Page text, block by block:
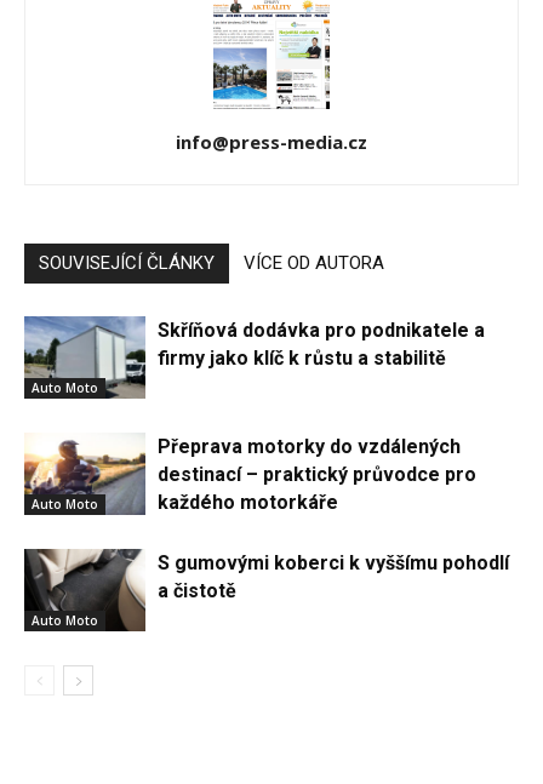
info@press-media.cz
SOUVISEJÍCÍ ČLÁNKY VÍCE OD AUTORA
Auto Moto
Skříňová dodávka pro podnikatele a
firmy jako klíč k růstu a stabilitě
Auto Moto
Přeprava motorky do vzdálených
destinací – praktický průvodce pro
každého motorkáře
Auto Moto
S gumovými koberci k vyššímu pohodlí
a čistotě